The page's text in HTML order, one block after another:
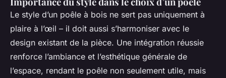
Le style d’un poêle à bois ne sert pas uniquement à
plaire à l’œil – il doit aussi s’harmoniser avec le
design existant de la pièce. Une intégration réussie
renforce l’ambiance et l’esthétique générale de
l’espace, rendant le poêle non seulement utile, mais